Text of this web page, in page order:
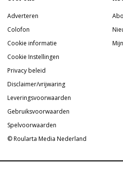
Adverteren
Colofon
Cookie informatie
Cookie Instellingen
Privacy beleid
Disclaimer/vrijwaring
Leveringsvoorwaarden
Gebruiksvoorwaarden
Spelvoorwaarden
© Roularta Media Nederland